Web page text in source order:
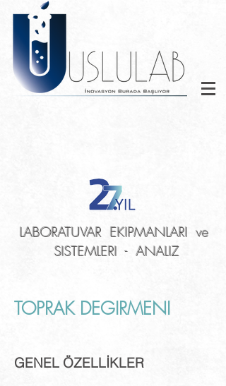
LABORATUVAR EKIPMANLARI ve
SISTEMLERI - ANALIZ
TOPRAK DEGIRMENI
GENEL ÖZELLİKLER